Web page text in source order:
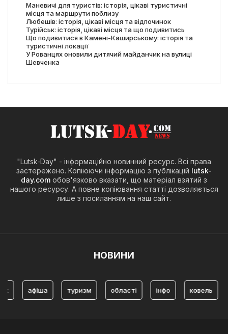
Маневичі для туристів: історія, цікаві туристичні
місця та маршрути поблизу
Любешів: історія, цікаві місця та відпочинок
Турійськ: історія, цікаві місця та що подивитись
Що подивитися в Камені-Каширському: історія та
туристичні локації
У Рованцях оновили дитячий майданчик на вулиці
Шевченка
"Lutsk-Day" - інформаційно новинний ресурс. Всі права
застережено. Копіюючи інформацію з публікацій lutsk-
day.com обов'язково вказати, що матеріал взятий з
нашого ресурсу. А повне копіювання статті дозволяється
лише з посиланням на наш сайт.
НОВИНИ
туризм області інфо ковель історія